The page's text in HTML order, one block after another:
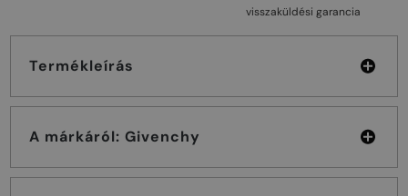
visszaküldési garancia
Termékleírás
A márkáról: Givenchy